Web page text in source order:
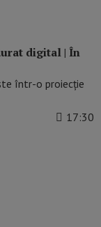
digital | În
într-o proiecție
17:30